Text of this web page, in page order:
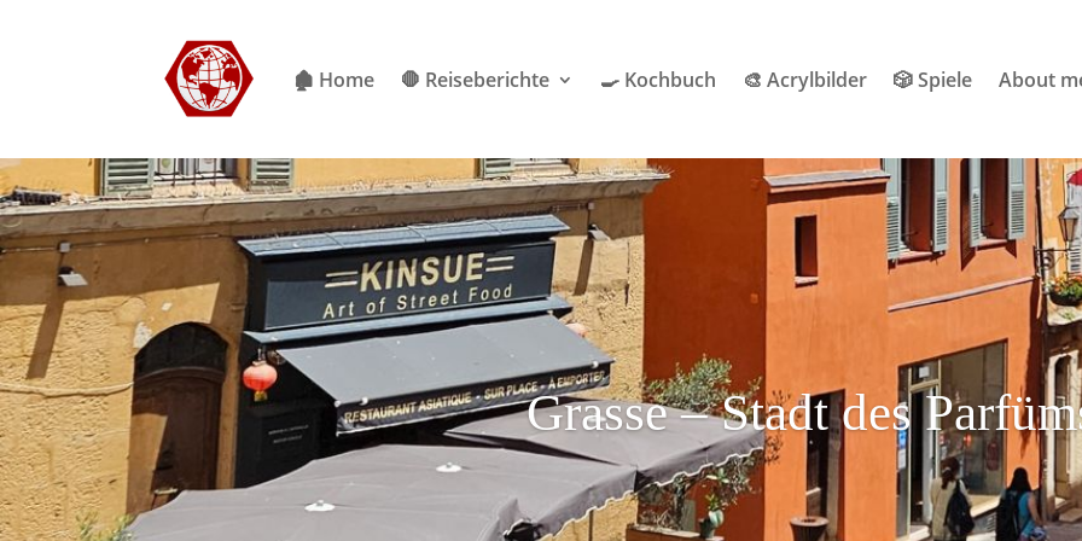
🏚 Home 🛑 Reiseberichte 🍳 Kochbuch 🎨 Acrylbilder 🎲 Spiele About
Grasse – Stadt des